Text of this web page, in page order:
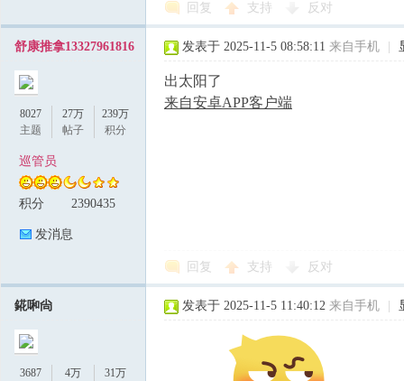
回复 支持 反对
舒康推拿13327961816
8027
主题
27万
帖子
239万
积分
巡管员
积分 2390435
发消息
发表于 2025-11-5 08:58:11 来自手机
出太阳了
来自安卓APP客户端
回复 支持 反对
錵啝尙
3687
4万
31万
发表于 2025-11-5 11:40:12 来自手机